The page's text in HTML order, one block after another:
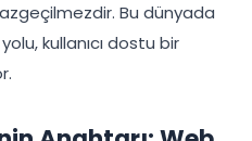
Bu dünyada
kullanıcı dostu bir